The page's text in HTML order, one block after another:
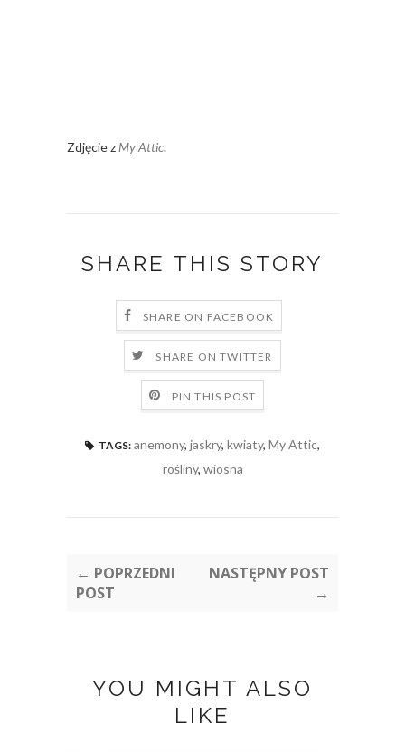
Zdjęcie z My Attic.
SHARE THIS STORY
SHARE ON FACEBOOK
SHARE ON TWITTER
PIN THIS POST
TAGS: anemony, jaskry, kwiaty, My Attic,
rośliny, wiosna
← POPRZEDNI
POST
NASTĘPNY POST
→
YOU MIGHT ALSO
LIKE